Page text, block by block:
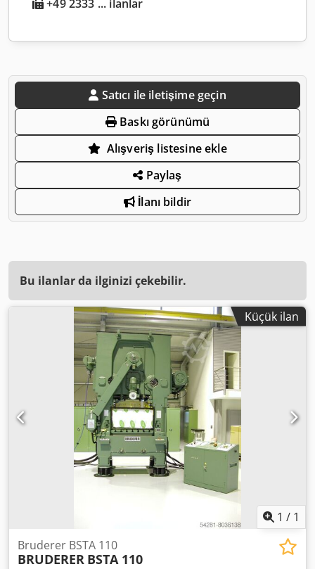
+49 2333 ... ilanlar
Satıcı ile iletişime geçin
Baskı görünümü
Alışveriş listesine ekle
Paylaş
İlanı bildir
Bu ilanlar da ilginizi çekebilir.
Küçük ilan
1 / 1
Bruderer BSTA 110
BRUDERER BSTA 110